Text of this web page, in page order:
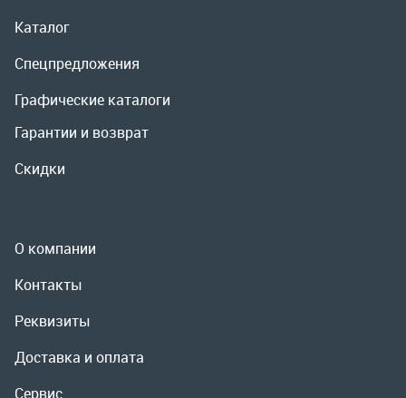
Полезная информация